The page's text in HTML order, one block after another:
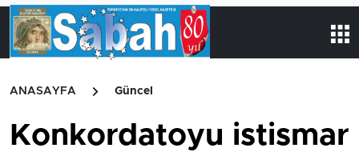
ANASAYFA Güncel
Konkordatoyu istismar